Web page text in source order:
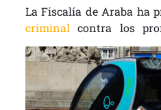
La Fiscalía de Araba ha
criminal contra los